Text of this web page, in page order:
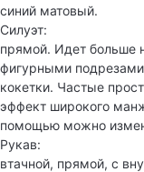
синий матовый.
Силуэт:
прямой. Идет больше
фигурными
кокетки. Частые
эффект широкого
помощью можно
Рукав:
втачной, прямой, с